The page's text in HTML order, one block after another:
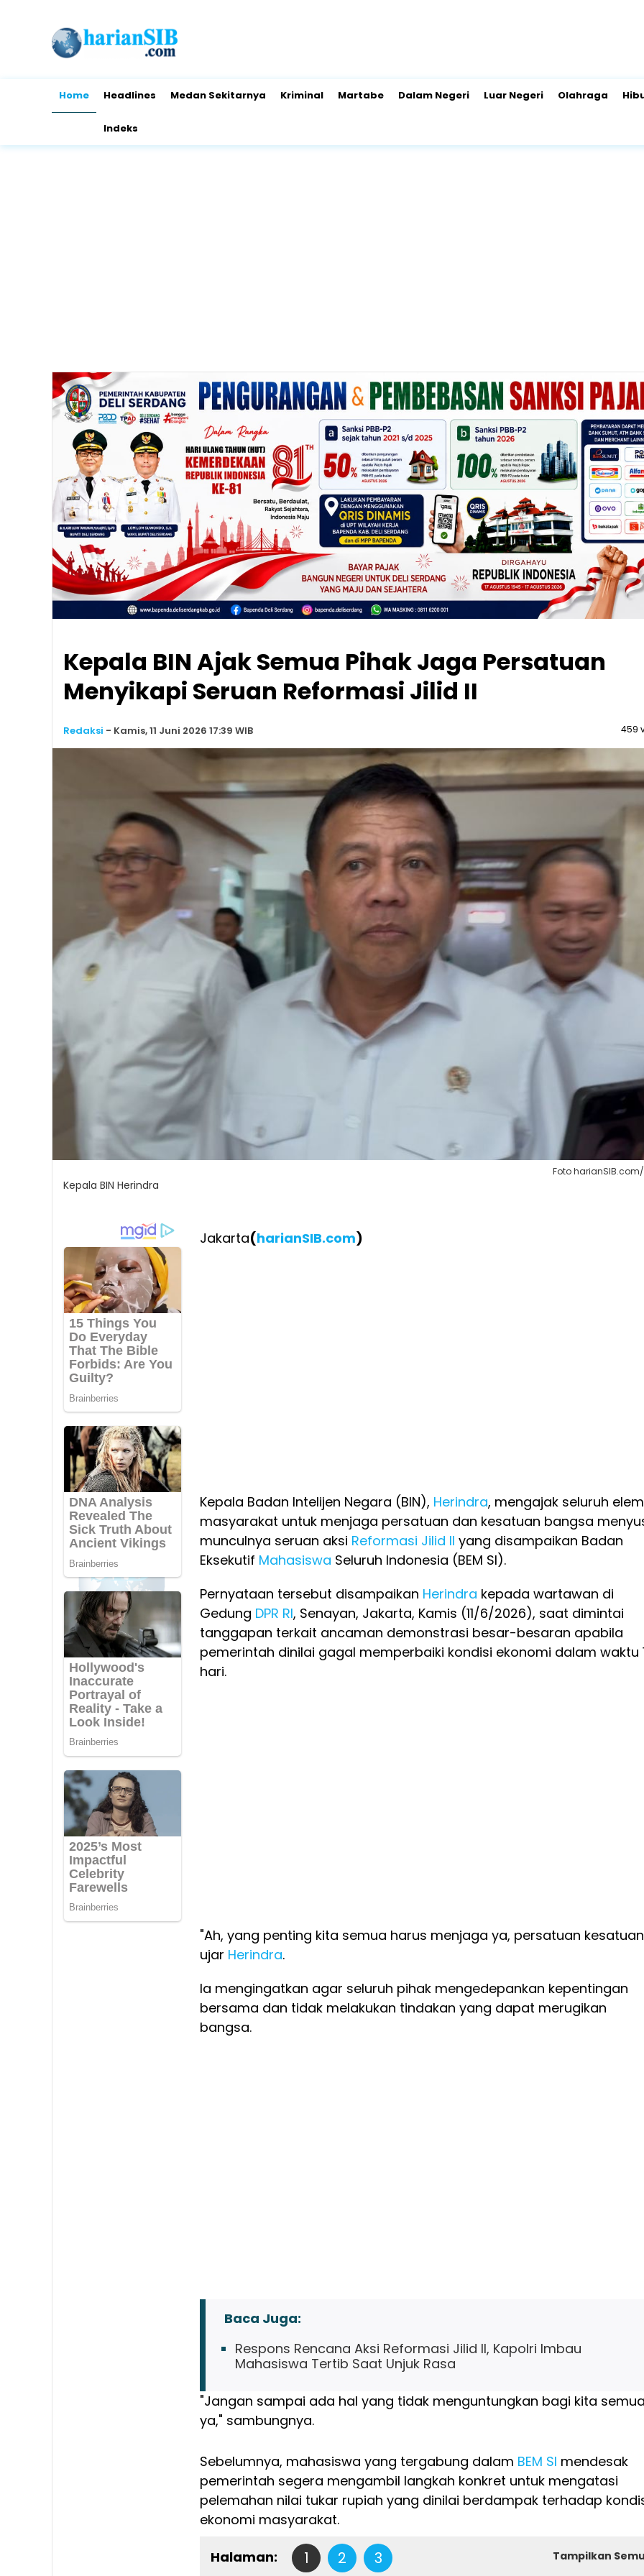
Home Headlines Medan Sekitarnya Kriminal Martabe Dalam Negeri Luar Negeri Olahraga
Indeks
Kepala BIN Ajak Semua Pihak Jaga Persatuan
Menyikapi Seruan Reformasi Jilid II
Redaksi - Kamis, 11 Juni 2026 17:39 WIB 459
Foto
Kepala BIN Herindra
Jakarta(harianSIB.com)
Kepala Badan Intelijen Negara (BIN), Herindra, mengajak seluruh
masyarakat untuk menjaga persatuan dan kesatuan bangsa
munculnya seruan aksi Reformasi Jilid II yang disampaikan Badan
Eksekutif Mahasiswa Seluruh Indonesia (BEM SI).
Pernyataan tersebut disampaikan Herindra kepada wartawan di
Gedung DPR RI, Senayan, Jakarta, Kamis (11/6/2026), saat dimintai
tanggapan terkait ancaman demonstrasi besar-besaran apabila
pemerintah dinilai gagal memperbaiki kondisi ekonomi dalam waktu
hari.
"Ah, yang penting kita semua harus menjaga ya, persatuan
ujar Herindra.
Ia mengingatkan agar seluruh pihak mengedepankan kepentingan
bersama dan tidak melakukan tindakan yang dapat merugikan
bangsa.
Baca Juga:
Respons Rencana Aksi Reformasi Jilid II, Kapolri Imbau
Mahasiswa Tertib Saat Unjuk Rasa
"Jangan sampai ada hal yang tidak menguntungkan bagi kita
ya," sambungnya.
Sebelumnya, mahasiswa yang tergabung dalam BEM SI mendesak
pemerintah segera mengambil langkah konkret untuk mengatasi
pelemahan nilai tukar rupiah yang dinilai berdampak terhadap
ekonomi masyarakat.
Halaman: 1 2 3 Tampilkan